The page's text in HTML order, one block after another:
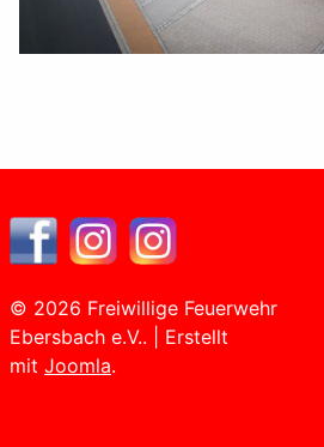
© 2026 Freiwillige Feuerwehr
Ebersbach e.V.. | Erstellt
mit Joomla.